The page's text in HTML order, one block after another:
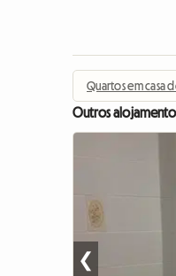
Quartos em casa
Outros
❮